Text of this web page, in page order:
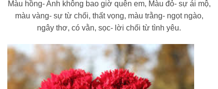
Màu hồng- Anh không bao giờ quên em, Màu đỏ- sự ái mộ,
màu vàng- sự từ chối, thất vọng, màu trằng- ngọt ngào,
ngây thơ, có vằn, sọc- lời chối từ tình yêu.